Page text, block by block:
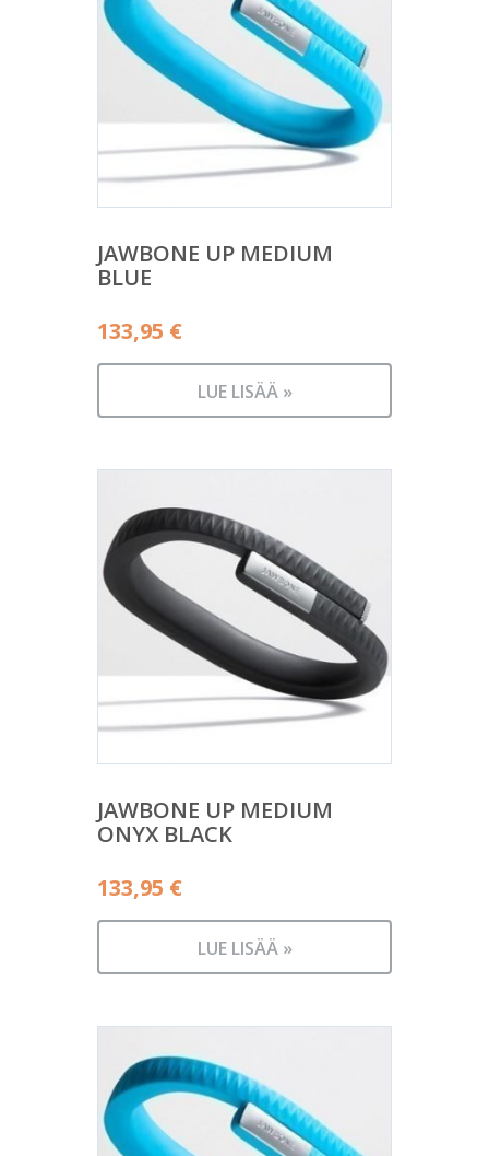
JAWBONE UP MEDIUM
BLUE
133,95 €
LUE LISÄÄ »
JAWBONE UP MEDIUM
ONYX BLACK
133,95 €
LUE LISÄÄ »